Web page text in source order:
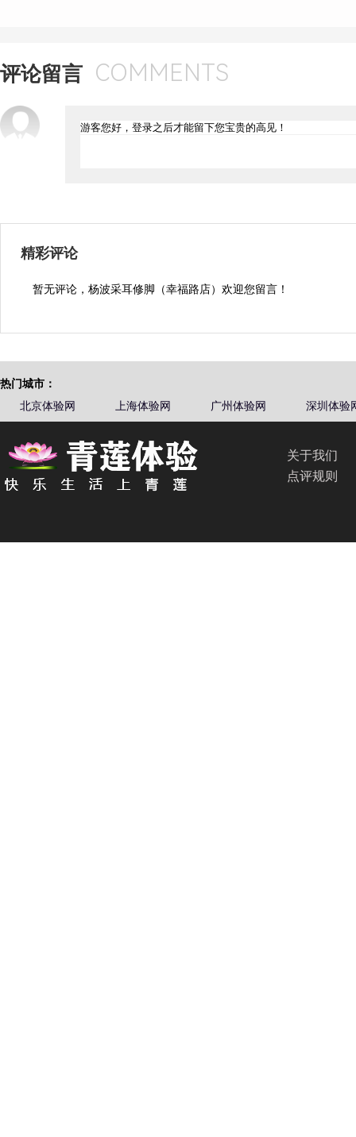
评论留言 COMMENTS
精彩评论
暂无评论，杨波采耳修脚（幸福路店）欢迎您留言！
热门城市：
北京体验网
上海体验网 广州体验网 深圳体验
关于我们
点评规则